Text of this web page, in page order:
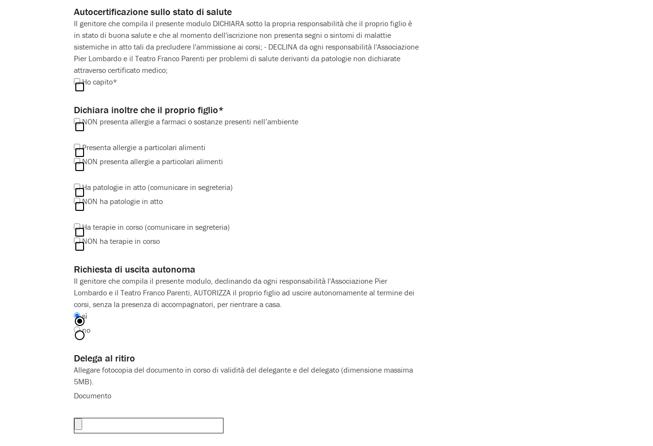
Autocertificazione sullo stato di salute
Il genitore che compila il presente modulo DICHIARA sotto la propria responsabilità che il proprio figlio è
in stato di buona salute e che al momento dell'iscrizione non presenta segni o sintomi di malattie
sistemiche in atto tali da precludere l'ammissione ai corsi; - DECLINA da ogni responsabilità l'Associazione
Pier Lombardo e il Teatro Franco Parenti per problemi di salute derivanti da patologie non dichiarate
attraverso certificato medico;
Ho capito*
Dichiara inoltre che il proprio figlio*
NON presenta allergie a farmaci o sostanze presenti nell’ambiente
Presenta allergie a particolari alimenti
NON presenta allergie a particolari alimenti
Ha patologie in atto (comunicare in segreteria)
NON ha patologie in atto
Ha terapie in corso (comunicare in segreteria)
NON ha terapie in corso
Richiesta di uscita autonoma
Il genitore che compila il presente modulo, declinando da ogni responsabilità l'Associazione Pier
Lombardo e il Teatro Franco Parenti, AUTORIZZA il proprio figlio ad uscire autonomamente al termine dei
corsi, senza la presenza di accompagnatori, per rientrare a casa.
sì
no
Delega al ritiro
Allegare fotocopia del documento in corso di validità del delegante e del delegato (dimensione massima
5MB).
Documento